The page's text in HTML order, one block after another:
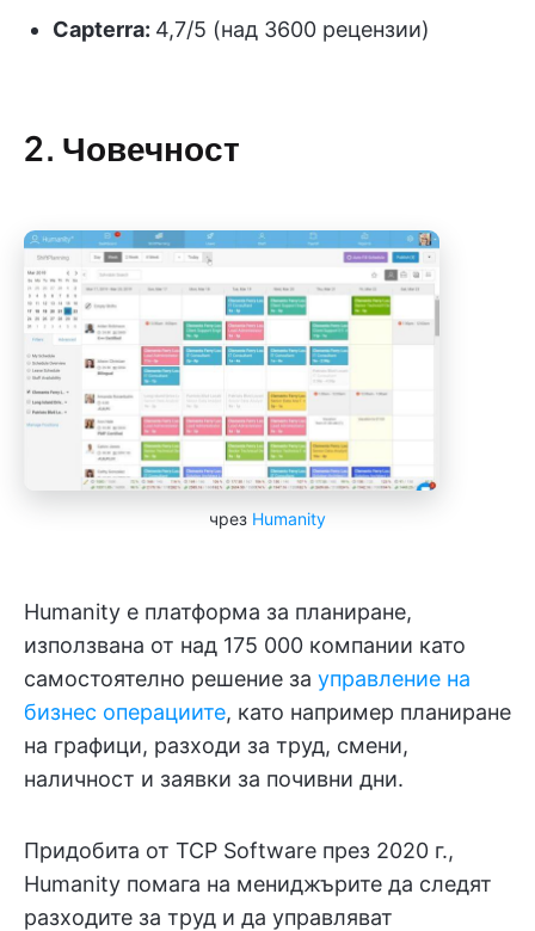
Capterra: 4,7/5 (над 3600 рецензии)
2. Човечност
чрез Humanity
Humanity е платформа за планиране,
използвана от над 175 000 компании като
самостоятелно решение за управление на
бизнес операциите, като например планиране
на графици, разходи за труд, смени,
наличност и заявки за почивни дни.
Придобита от TCP Software през 2020 г.,
Humanity помага на мениджърите да следят
разходите за труд и да управляват